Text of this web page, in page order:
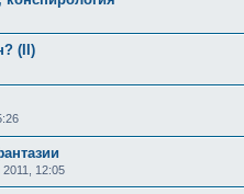
(II)
12:05